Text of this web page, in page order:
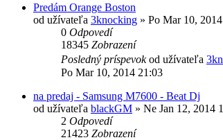
Predám Orange Boston
od užívateľa 3knocking » Po Mar 10,
0 Odpovedí
18345 Zobrazení
Posledný príspevokod užívateľa
Po Mar 10, 2014 21:03
na predaj - Samsung M7600 - Beat Dj
od užívateľa blackGM » Ne Jan 12, 2014
2 Odpovedí
21423 Zobrazení